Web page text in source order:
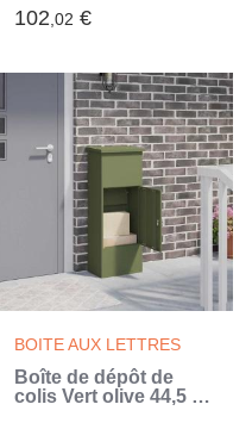
102,02 €
BOITE AUX LETTRES
Boîte de dépôt de
colis Vert olive 44,5 x